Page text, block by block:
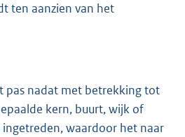
ten aanzien van het
pas nadat met betrekking tot
kern, buurt, wijk of
waardoor het naar